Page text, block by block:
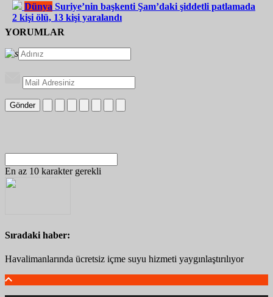
Dünya Suriye’nin başkenti Şam’daki şiddetli patlamada
2 kişi ölü, 13 kişi yaralandı
YORUMLAR
Gönder
En az 10 karakter gerekli
Sıradaki haber:
Havalimanlarında ücretsiz içme suyu hizmeti yaygınlaştırılıyor